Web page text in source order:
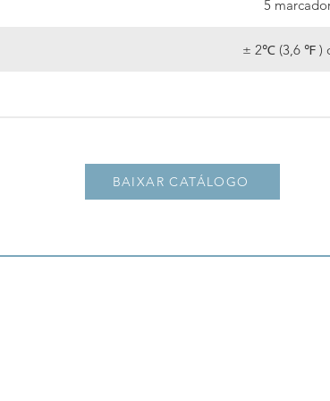
5
± 2℃ (3,6 ℉ )
BAIXAR CATÁLOGO